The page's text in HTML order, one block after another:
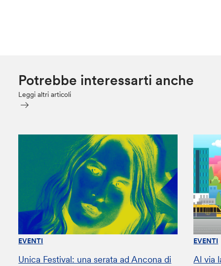
Potrebbe interessarti anche
Leggi altri articoli
EVENTI
Unica Festival: una serata ad Ancona di
EVENTI
Al via